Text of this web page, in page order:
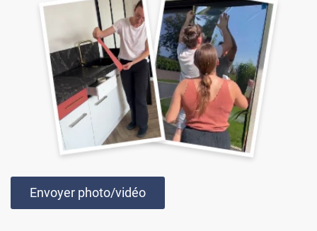
Envoyer photo/vidéo